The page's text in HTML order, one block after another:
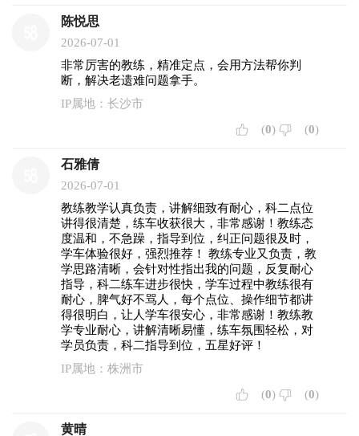
陈悦思
2026-07-01
非常厉害的教练，精准定点，会用方法帮你判
断，解决老遗难问题拿手。
IP属地：长沙市
(0) (0)
石雅倩
2026-07-01
教练教学认真负责，讲解细致有耐心，科二点位
讲得很清楚，练车收获很大，非常感谢！教练态
度温和，不急躁，指导到位，纠正问题很及时，
学车体验很好，强烈推荐！ 教练专业又负责，教
学思路清晰，会针对性指出我的问题，反复耐心
指导，科二练车进步很快，学车过程中教练很有
耐心，脾气好不骂人，每个点位、操作细节都讲
得很明白，让人学车很安心，非常感谢！教练教
学专业耐心，讲解清晰易懂，练车氛围轻松，对
学员负责，科二指导到位，五星好评！
IP属地：株洲市
(0) (0)
黄晴